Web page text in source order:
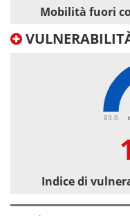
Mobilità fuori
93.6
Indice di